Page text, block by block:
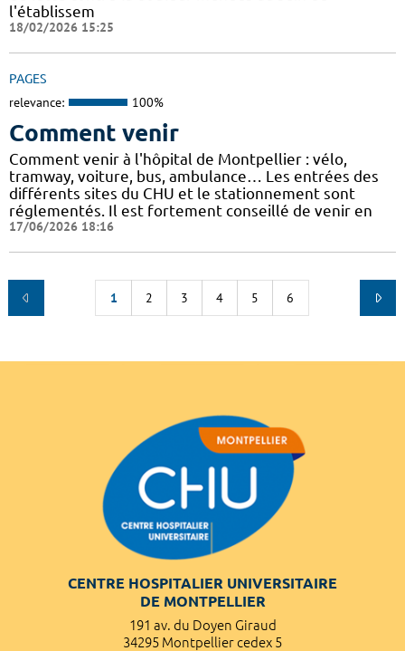
l'établissem
18/02/2026 15:25
PAGES
relevance: 100%
Comment venir
Comment venir à l'hôpital de Montpellier : vélo,
tramway, voiture, bus, ambulance… Les entrées des
différents sites du CHU et le stationnement sont
réglementés. Il est fortement conseillé de venir en
17/06/2026 18:16
1 2 3 4 5 6
CENTRE HOSPITALIER UNIVERSITAIRE
DE MONTPELLIER
191 av. du Doyen Giraud
34295 Montpellier cedex 5